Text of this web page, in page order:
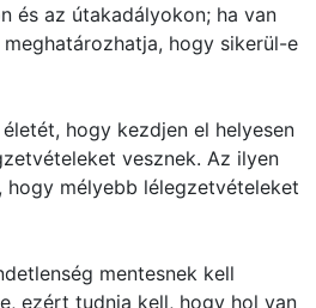
és az útakadályokon; ha van
hogy sikerül-e
hogy kezdjen el helyesen
vesznek. Az ilyen
hogy mélyebb lélegzetvételeket
mentesnek kell
ezért tudnia kell, hogy hol van